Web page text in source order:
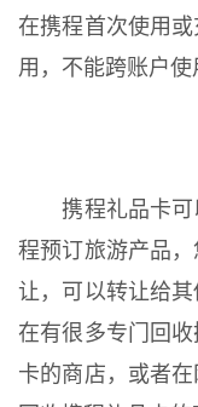
在携程首次使用
用，不能跨账户使
携程礼品卡可
程预订旅游产品
让，可以转让给
在有很多专门回
卡的商店，或者